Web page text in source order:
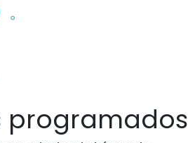
programados